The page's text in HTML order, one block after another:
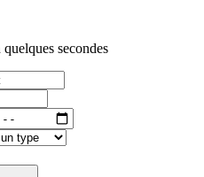
secondes